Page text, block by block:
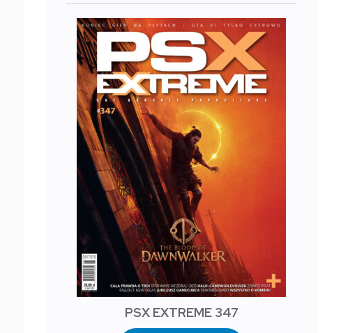
PSX EXTREME 347